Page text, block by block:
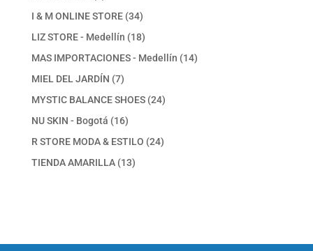
producto
I & M ONLINE STORE 3434
productos
LIZ STORE - Medellín 1818
productos
MAS IMPORTACIONES - Medellín 1414
MIEL DEL JARDÍN 77
productos
MYSTIC BALANCE SHOES 2424
NU SKIN - Bogotá 1616
productos
R STORE MODA & ESTILO 2424
TIENDA AMARILLA 1313